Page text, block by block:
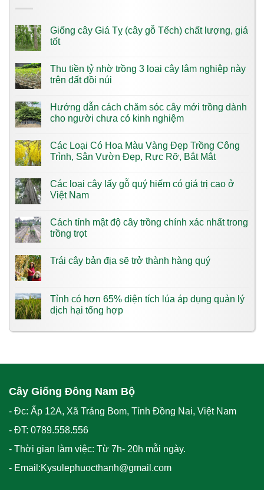
Giống cây Giá Tỵ (cây gỗ Tếch) chất lượng, giá
tốt
Thu tiền tỷ nhờ trồng 3 loại cây lâm nghiệp này
trên đất đồi núi
Hướng dẫn cách chăm sóc cây mới trồng dành
cho người chưa có kinh nghiệm
Các Loại Có Hoa Màu Vàng​ Đẹp Trồng Công
Trình, Sân Vườn Đẹp, Rực Rỡ, Bắt Mắt
Các loại cây lấy gỗ quý hiếm có giá trị cao ở
Việt Nam
Cách tính mật độ cây trồng chính xác nhất trong
trồng trọt
Trái cây bản địa sẽ trở thành hàng quý
Tỉnh có hơn 65% diện tích lúa áp dụng quản lý
dịch hại tổng hợp
Cây Giống Đông Nam Bộ
- Đc: Ấp 12A, Xã Trảng Bom, Tỉnh Đồng Nai, Việt Nam
- ĐT: 0789.558.556
- Thời gian làm việc: Từ 7h- 20h mỗi ngày.
- Email:Kysulephuocthanh@gmail.com